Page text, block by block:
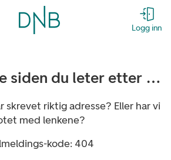
Logg inn
siden du leter etter …
skrevet riktig adresse? Eller har vi
med lenkene?
kode: 404